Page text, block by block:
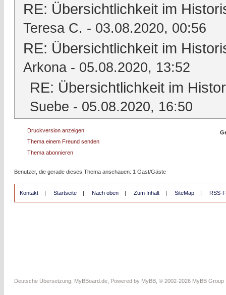
RE: Übersichtlichkeit im
Teresa C. - 03.08.2020, 00:56
RE: Übersichtlichkeit im
Arkona - 05.08.2020, 13:52
RE: Übersichtlichkeit im
Suebe - 05.08.2020, 16:50
Druckversion anzeigen
Thema einem Freund senden
Thema abonnieren
Benutzer, die gerade dieses Thema anschauen: 1 Gast/Gäste
Kontakt | Startseite | Nach oben | Zum Inhalt | SiteMap | RSS-
Deutsche Übersetzung: MyBBoard.de , Powered by MyBB , © 2002-2026 MyBB Group